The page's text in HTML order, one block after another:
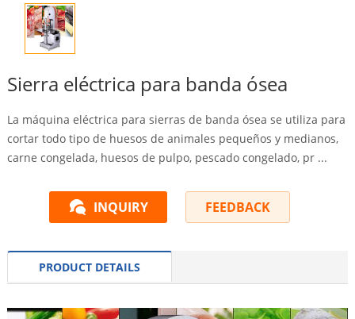
Sierra eléctrica para banda ósea
La máquina eléctrica para sierras de banda ósea se utiliza para
cortar todo tipo de huesos de animales pequeños y medianos,
carne congelada, huesos de pulpo, pescado congelado, pr ...
INQUIRY FEEDBACK
PRODUCT DETAILS